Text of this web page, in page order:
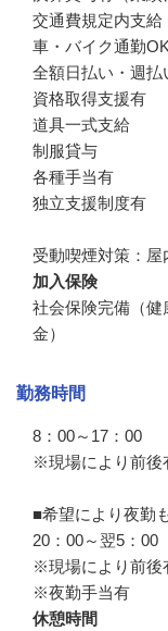
交通費規定内支給
車・バイク通勤OK
全額日払い・週払
資格取得支援有
道具一式支給
制服貸与
各種手当有
独立支援制度有
受動喫煙対策：屋
加入保険
社会保険完備（
金）
勤務時間
8：00～17：00
※現場により前後
■希望により夜勤
20：00～翌5：00
※現場により前後
※夜勤手当有
休憩時間